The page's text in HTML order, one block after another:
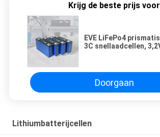
Krijg de beste prijs voor
EVE LiFePo4
3C snellaadcellen,
gereedschappen
Doorgaan
Lithiumbatterijcellen